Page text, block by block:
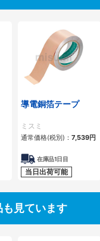
導電銅箔テープ
ミスミ
通常価格(税別)： 7,539円
在庫品1日目
当日出荷可能
見ています